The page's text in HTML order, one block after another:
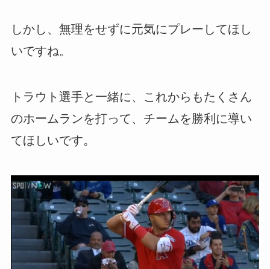
しかし、無理をせずに元気にプレーしてほし
いですね。
トラウト選手と一緒に、これからもたくさん
のホームランを打って、チームを勝利に導い
てほしいです。